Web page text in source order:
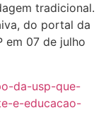
tradicional.
do portal da
em 07 de julho
da-usp-que-
e-educacao-